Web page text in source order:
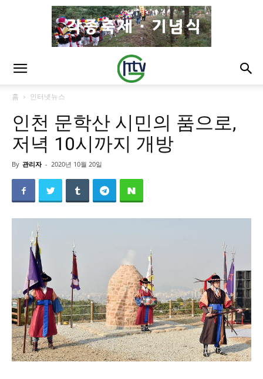
홈 인터넷뉴스
인천 문학산 시민의 품으로,
저녁 10시까지 개방
By 관리자 - 2020년 10월 20일